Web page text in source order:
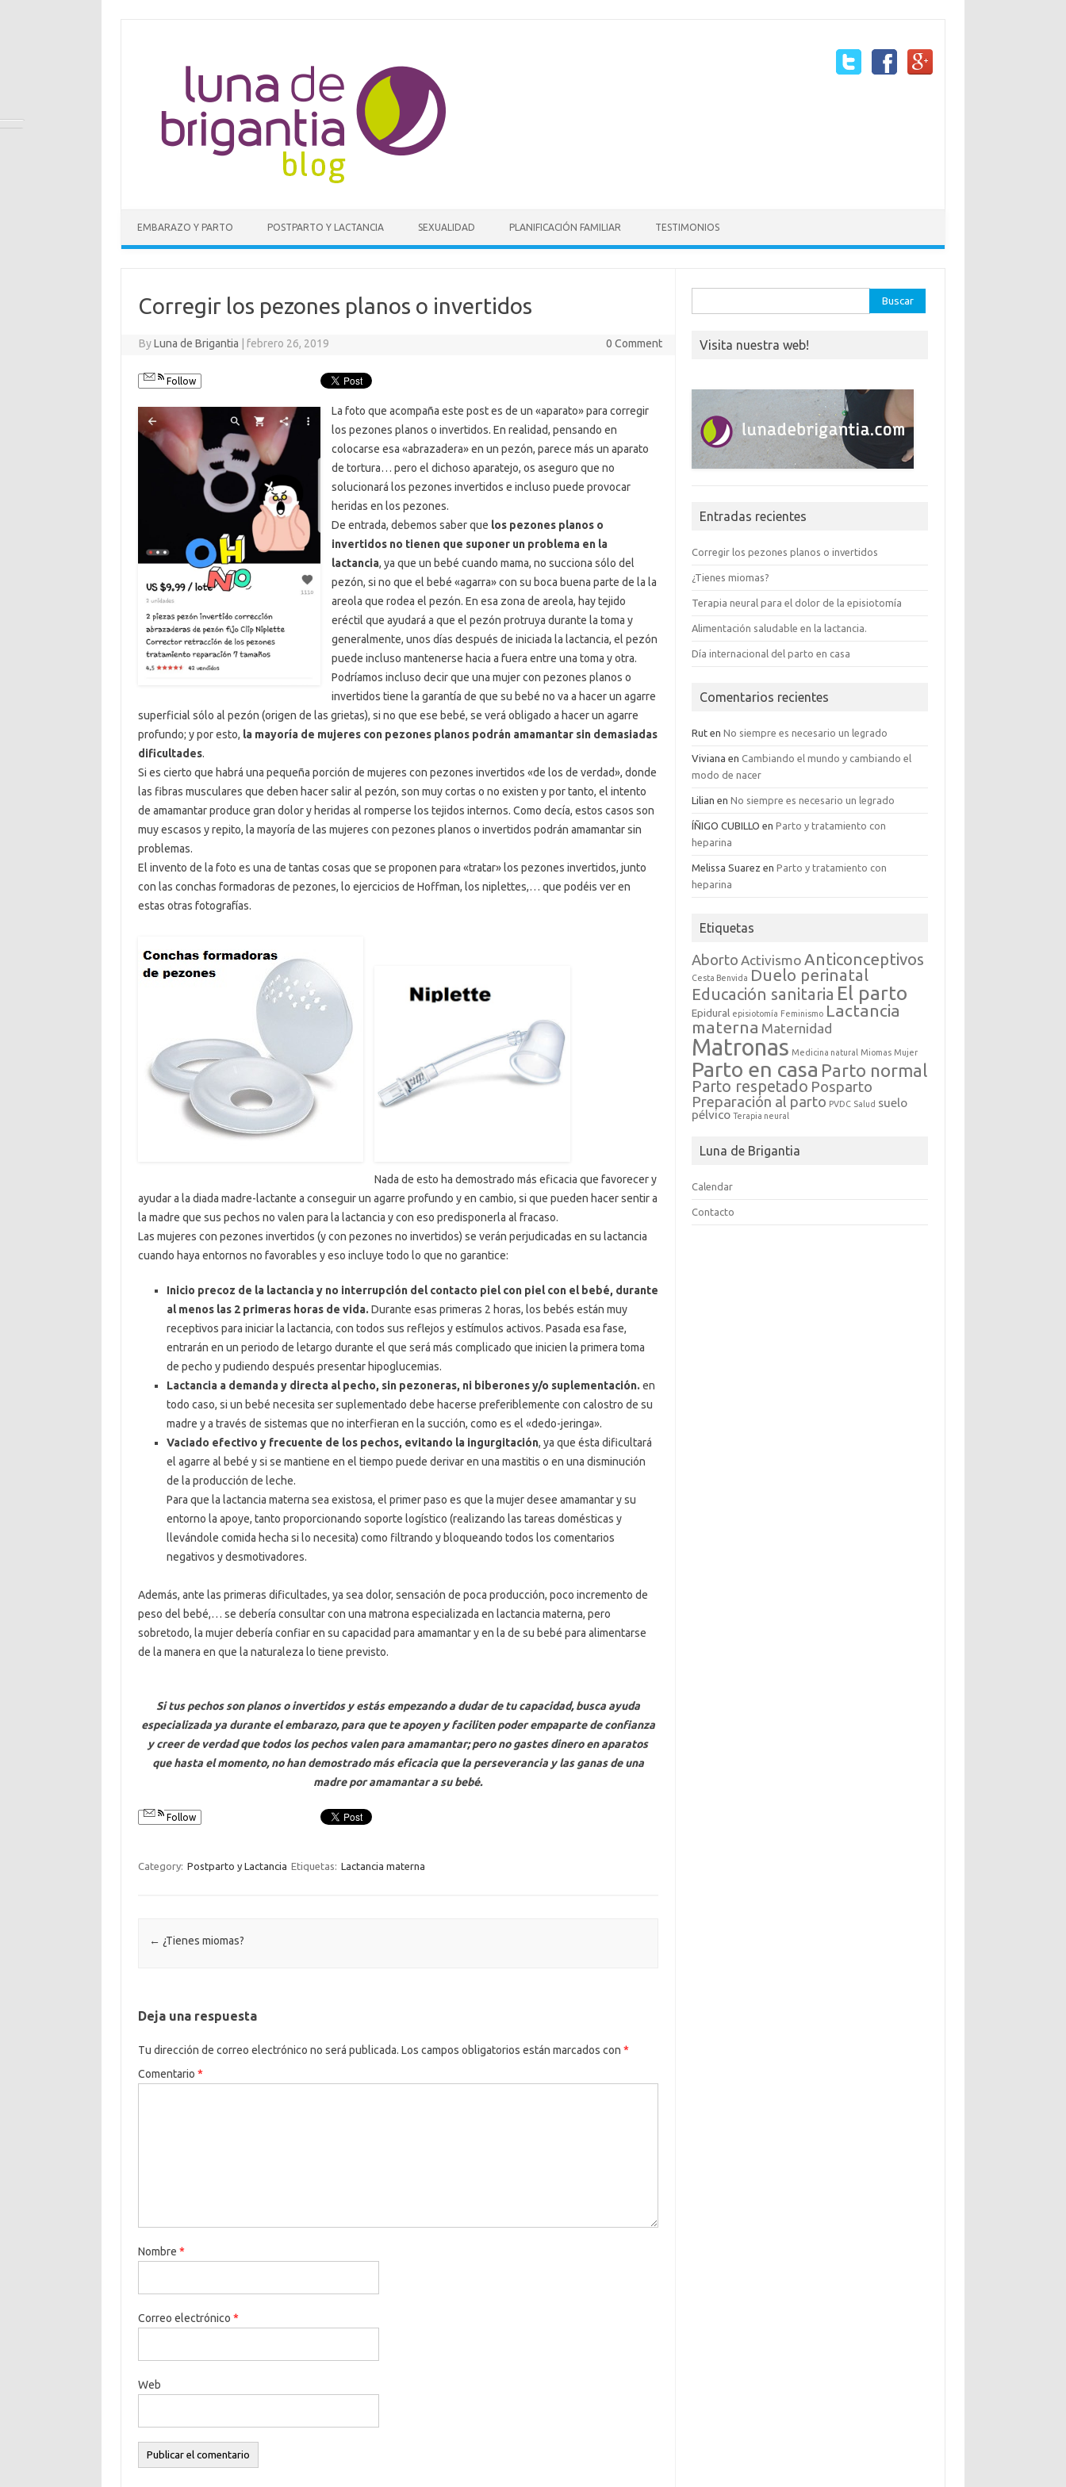
EMBARAZO Y PARTO POSTPARTO Y LACTANCIA SEXUALIDAD PLANIFICACIÓN FAMILIAR TESTIMONIOS
Corregir los pezones planos o invertidos
ByLuna de Brigantia febrero 26, 2019 0 Comment
Follow
La foto que acompaña este post es de un «aparato» para corregir
los pezones planos o invertidos. En realidad, pensando en
colocarse esa «abrazadera» en un pezón, parece más un aparato
de tortura… pero el dichoso aparatejo, os aseguro que no
solucionará los pezones invertidos e incluso puede provocar
heridas en los pezones.
De entrada, debemos saber que los pezones planos o
invertidos no tienen que suponer un problema en la
lactancia, ya que un bebé cuando mama, no succiona sólo del
pezón, si no que el bebé «agarra» con su boca buena parte de la la
areola que rodea el pezón. En esa zona de areola, hay tejido
eréctil que ayudará a que el pezón protruya durante la toma y
generalmente, unos días después de iniciada la lactancia, el pezón
puede incluso mantenerse hacia a fuera entre una toma y otra.
Podríamos incluso decir que una mujer con pezones planos o
invertidos tiene la garantía de que su bebé no va a hacer un agarre
superficial sólo al pezón (origen de las grietas), si no que ese bebé, se verá obligado a hacer un agarre
profundo; y por esto, la mayoría de mujeres con pezones planos podrán amamantar sin demasiadas
dificultades.
Si es cierto que habrá una pequeña porción de mujeres con pezones invertidos «de los de verdad», donde
las fibras musculares que deben hacer salir al pezón, son muy cortas o no existen y por tanto, el intento
de amamantar produce gran dolor y heridas al romperse los tejidos internos. Como decía, estos casos son
muy escasos y repito, la mayoría de las mujeres con pezones planos o invertidos podrán amamantar sin
problemas.
El invento de la foto es una de tantas cosas que se proponen para «tratar» los pezones invertidos, junto
con las conchas formadoras de pezones, lo ejercicios de Hoffman, los niplettes,… que podéis ver en
estas otras fotografías.
Nada de esto ha demostrado más eficacia que favorecer y
ayudar a la diada madre-lactante a conseguir un agarre profundo y en cambio, si que pueden hacer sentir a
la madre que sus pechos no valen para la lactancia y con eso predisponerla al fracaso.
Las mujeres con pezones invertidos (y con pezones no invertidos) se verán perjudicadas en su lactancia
cuando haya entornos no favorables y eso incluye todo lo que no garantice:
Inicio precoz de la lactancia y no interrupción del contacto piel con piel con el bebé, durante
al menos las 2 primeras horas de vida. Durante esas primeras 2 horas, los bebés están muy
receptivos para iniciar la lactancia, con todos sus reflejos y estímulos activos. Pasada esa fase,
entrarán en un periodo de letargo durante el que será más complicado que inicien la primera toma
de pecho y pudiendo después presentar hipoglucemias.
Lactancia a demanda y directa al pecho, sin pezoneras, ni biberones y/o suplementación. en
todo caso, si un bebé necesita ser suplementado debe hacerse preferiblemente con calostro de su
madre y a través de sistemas que no interfieran en la succión, como es el «dedo-jeringa».
Vaciado efectivo y frecuente de los pechos, evitando la ingurgitación, ya que ésta dificultará
el agarre al bebé y si se mantiene en el tiempo puede derivar en una mastitis o en una disminución
de la producción de leche.
Para que la lactancia materna sea existosa, el primer paso es que la mujer desee amamantar y su
entorno la apoye, tanto proporcionando soporte logístico (realizando las tareas domésticas y
llevándole comida hecha si lo necesita) como filtrando y bloqueando todos los comentarios
negativos y desmotivadores.
Además, ante las primeras dificultades, ya sea dolor, sensación de poca producción, poco incremento de
peso del bebé,… se debería consultar con una matrona especializada en lactancia materna, pero
sobretodo, la mujer debería confiar en su capacidad para amamantar y en la de su bebé para alimentarse
de la manera en que la naturaleza lo tiene previsto.
Si tus pechos son planos o invertidos y estás empezando a dudar de tu capacidad, busca ayuda
especializada ya durante el embarazo, para que te apoyen y faciliten poder empaparte de confianza
y creer de verdad que todos los pechos valen para amamantar; pero no gastes dinero en aparatos
que hasta el momento, no han demostrado más eficacia que la perseverancia y las ganas de una
madre por amamantar a su bebé.
Follow
Category: Postparto y Lactancia Etiquetas: Lactancia materna
Post navigation
← ¿Tienes miomas?
Deja una respuesta
Tu dirección de correo electrónico no será publicada. Los campos obligatorios están marcados con *
Comentario *
Nombre *
Correo electrónico *
Web
Visita nuestra web!
Entradas recientes
Corregir los pezones planos o invertidos
¿Tienes miomas?
Terapia neural para el dolor de la episiotomía
Alimentación saludable en la lactancia.
Día internacional del parto en casa
Comentarios recientes
Rut enNo siempre es necesario un legrado
Viviana enCambiando el mundo y cambiando el
modo de nacer
Lilian enNo siempre es necesario un legrado
ÍÑIGO CUBILLO enParto y tratamiento con
heparina
Melissa Suarez enParto y tratamiento con
heparina
Etiquetas
Aborto Activismo Anticonceptivos
Cesta Benvida Duelo perinatal
Educación sanitaria El parto
Epidural episiotomía Feminismo Lactancia
materna Maternidad
Matronas Medicina natural Miomas Mujer
Parto en casa Parto normal
Parto respetado Posparto
Preparación al parto PVDC Salud suelo
pélvico Terapia neural
Luna de Brigantia
Calendar
Contacto